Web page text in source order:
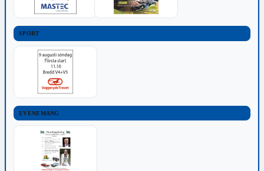
SPORT
EVENEMANG